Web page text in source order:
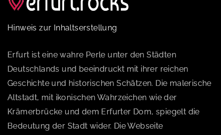
Hinweis zur Inhaltserstellung
Erfurt ist eine wahre Perle unter den Städten
Deutschlands und beeindruckt mit ihrer reichen
Geschichte und historischen Schätzen. Die malerische
Altstadt, mit ikonischen Wahrzeichen wie der
Krämerbrücke und dem Erfurter Dom, spiegelt die
Bedeutung der Stadt wider. Die Webseite